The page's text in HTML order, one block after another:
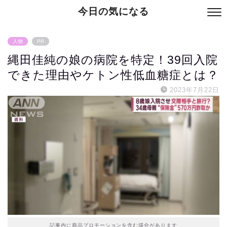
今日の気になる
人物 PR
縄田佳純の娘の病院を特定！39回入院
できた理由やケトン性低血糖症とは？
2023年7月22日
記事内に商品プロモーションを含む場合があります